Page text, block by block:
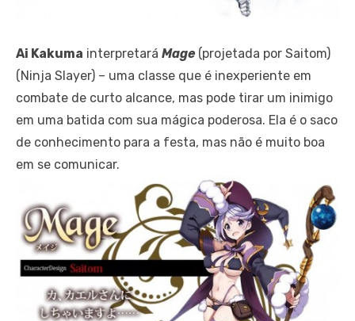
Ai Kakuma interpretará Mage(projetada por Saitom)
(Ninja Slayer) – uma classe que é inexperiente em
combate de curto alcance, mas pode tirar um inimigo
em uma batida com sua mágica poderosa. Ela é o saco
de conhecimento para a festa, mas não é muito boa
em se comunicar.